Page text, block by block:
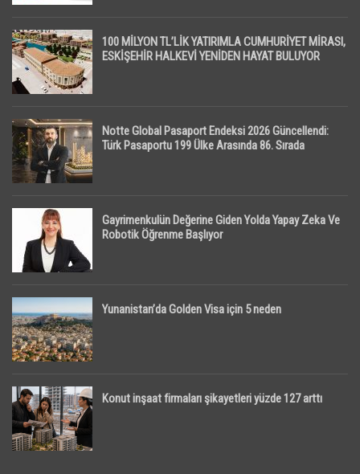
100 MİLYON TL’LİK YATIRIMLA CUMHURİYET MİRASI,
ESKİŞEHİR HALKEVİ YENİDEN HAYAT BULUYOR
Notte Global Pasaport Endeksi 2026 Güncellendi:
Türk Pasaportu 199 Ülke Arasında 86. Sırada
Gayrimenkulün Değerine Giden Yolda Yapay Zeka Ve
Robotik Öğrenme Başlıyor
Yunanistan’da Golden Visa için 5 neden
Konut inşaat firmaları şikayetleri yüzde 127 arttı